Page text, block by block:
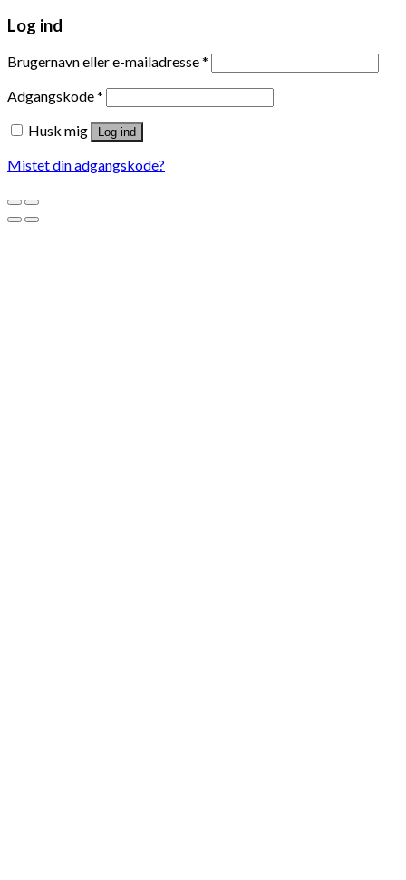
Log ind
Brugernavn eller e-mailadresse*
Adgangskode*
Husk mig
Log ind
Mistet din adgangskode?